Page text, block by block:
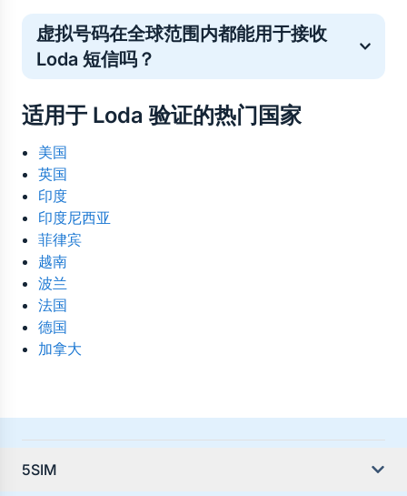
验证号码的接收效果因地区而异，因此最佳选择取决于
当前的发送成功率和号码库存。您可以直接在 5SIM 上
查看各国及运营商的实时数据统计，了解当前哪些号码
对 Loda 的验证最有效。这有助于您在购买号码前，选
择最可靠的国家、运营商及价格。
虚拟号码在全球范围内都能用于接收
Loda 短信吗？
Loda 的验证码短信都会在线接收至您的控制面板——
无需实体 SIM 卡，也无地域限制。
适用于 Loda 验证的热门国家
美国
英国
印度
印度尼西亚
菲律宾
越南
波兰
法国
德国
加拿大
5SIM